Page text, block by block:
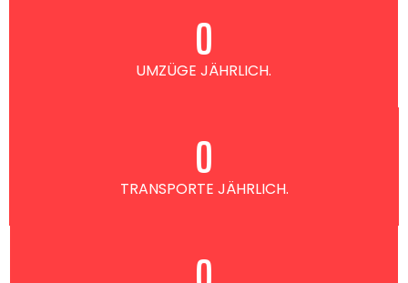
UMZÜGE JÄHRLICH.
0
TRANSPORTE JÄHRLICH.
0